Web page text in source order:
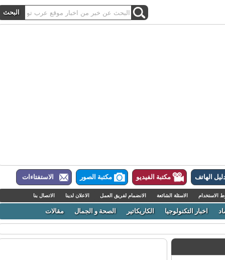
الهاتف مكتبة الفيديو مكتبة الصور الاستفتاءات
الاسئلة الشائعة الانضمام لفريق العمل الاعلان لدينا الاتصال بنا
اخبار التكنولوجيا الكاريكاتير الصحة و الجمال مقالات